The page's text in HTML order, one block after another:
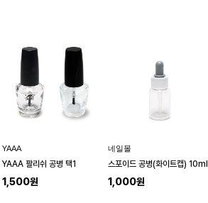
YAAA
YAAA 팔리쉬 공병 택1
1,500원
네일몰
스포이드 공병(화이트캡) 10ml
1,000원